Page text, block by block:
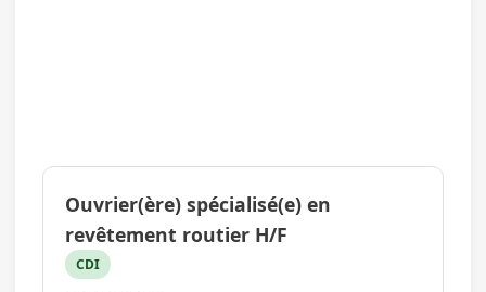
Ouvrier(ère) spécialisé(e) en
revêtement routier H/F
CDI